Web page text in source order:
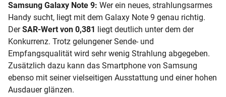
Samsung Galaxy Note 9: Wer ein neues, strahlungsarmes
Handy sucht, liegt mit dem Galaxy Note 9 genau richtig.
Der SAR-Wert von 0,381
liegt deutlich unter dem der
Konkurrenz. Trotz gelungener Sende- und
Empfangsqualität wird sehr wenig Strahlung abgegeben.
Zusätzlich dazu kann das Smartphone von Samsung
ebenso mit seiner vielseitigen Ausstattung und einer hohen
Ausdauer glänzen.